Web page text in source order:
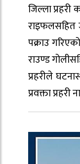
जिल्ला
राइफलसहित
पक्राउ
राउण्ड
प्रहरीले
प्रवक्ता